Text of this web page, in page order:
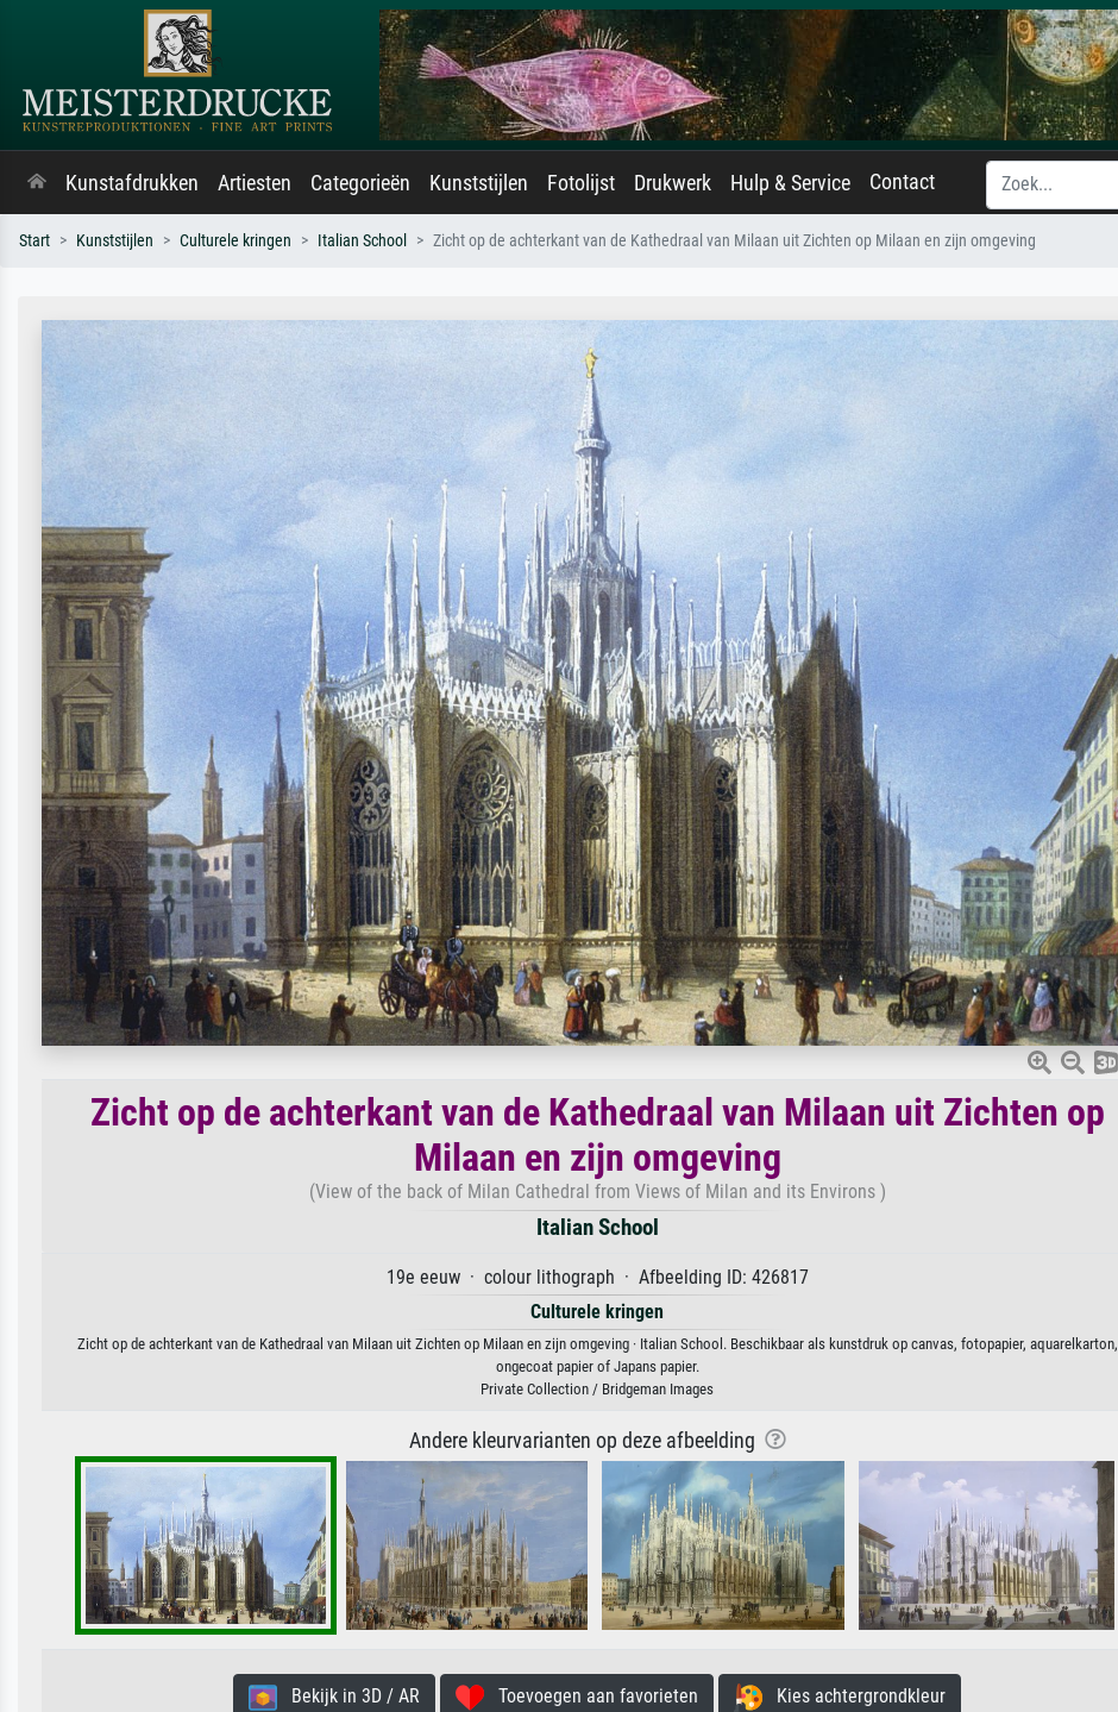
Kunstafdrukken Artiesten Categorieën Kunststijlen Fotolijst Drukwerk Hulp & Service Contact
Start Kunststijlen Culturele kringen Italian School Zicht op de achterkant van de Kathedraal van Milaan uit Zichten op Milaan en zijn omgeving
Zicht op de achterkant van de Kathedraal van Milaan uit Zichten op
Milaan en zijn omgeving
(View of the back of Milan Cathedral from Views of Milan and its Environs )
Italian School
19e eeuw · colour lithograph · Afbeelding ID: 426817
Culturele kringen
Zicht op de achterkant van de Kathedraal van Milaan uit Zichten op Milaan en zijn omgeving · Italian School. Beschikbaar als kunstdruk op canvas, fotopapier, aquarelkarton,
ongecoat papier of Japans papier.
Private Collection / Bridgeman Images
Andere kleurvarianten op deze afbeelding
Bekijk in 3D / AR Toevoegen aan favorieten Kies achtergrondkleur